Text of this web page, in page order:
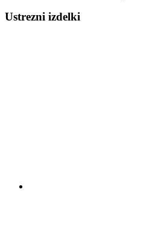
Ustrezni izdelki